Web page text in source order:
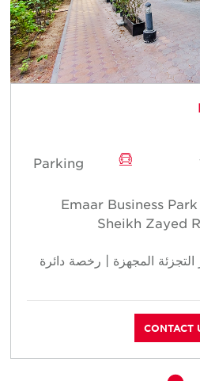
Parking
Emaar Business
Sheikh Zayed
المجهزة | رخصة دائرة
CONTACT